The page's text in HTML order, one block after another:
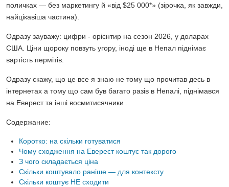
поличках — без маркетингу й «від $25 000*» (зірочка, як завжди,
найцікавіша частина).
Одразу зауважу: цифри - орієнтир на сезон 2026, у доларах
США. Ціни щороку повзуть угору, іноді ще в Непал піднімає
вартість пермітів.
Одразу скажу, що це все я знаю не тому що прочитав десь в
інтернетах а тому що сам був багато разів в Непалі, піднімався
на Еверест та інші восмитисячники .
Содержание:
Коротко: на скільки готуватися
Чому сходження на Еверест коштує так дорого
З чого складається ціна
Скільки коштувало раніше — для контексту
Скільки коштує НЕ сходити